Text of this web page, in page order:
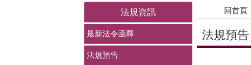
法規資訊
最新法令函釋
法規預告
回首頁
法規預告